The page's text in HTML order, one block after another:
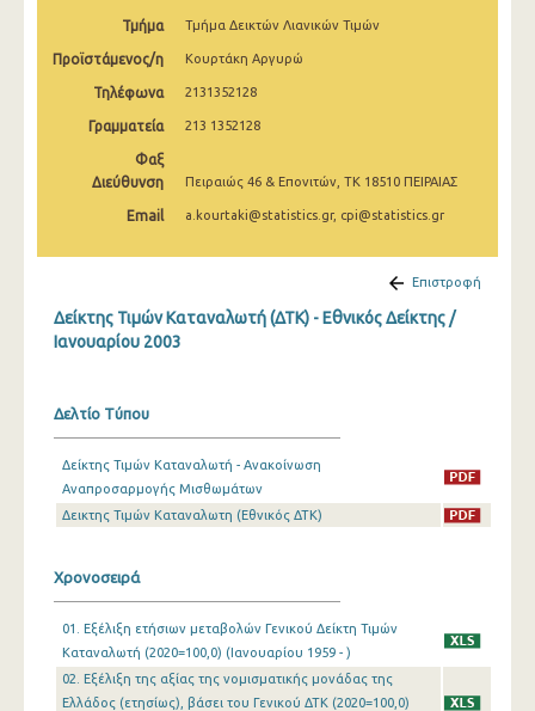
Ιουλίου 2025
Ιουνίου 2025
Απριλίου 2025
Μαρτίου 2025
Δεκεμβρίου 2024
Οκτωβρίου 2024
Αυγούστου 2024
Ιουνίου 2024
Μαΐου 2024
Απριλίου 2024
Τμήμα Τμήμα Δεικτών Λιανικών Τιμών
Προϊστάμενος/η Κουρτάκη Αργυρώ
Τηλέφωνα 2131352128
Γραμματεία 213 1352128
Φαξ
Διεύθυνση
Πειραιώς 46 & Επονιτών, ΤΚ 18510 ΠΕΙΡΑΙΑΣ
Email a.kourtaki@statistics.gr, cpi@statistics.gr
Επιστροφή
Δείκτης Τιμών Καταναλωτή (ΔΤΚ) - Εθνικός Δείκτης /
Ιανουαρίου 2003
Δελτίο Τύπου
Δείκτης Τιμών Καταναλωτή - Ανακοίνωση
Αναπροσαρμογής Μισθωμάτων
Δεικτης Τιμών Καταναλωτη (Εθνικός ΔΤΚ)
Χρονοσειρά
01. Εξέλιξη ετήσιων μεταβολών Γενικού Δείκτη Τιμών
Καταναλωτή (2020=100,0) (Ιανουαρίου 1959 - )
02. Εξέλιξη της αξίας της νομισματικής μονάδας της
Ελλάδος (ετησίως), βάσει του Γενικού ΔΤΚ (2020=100,0)